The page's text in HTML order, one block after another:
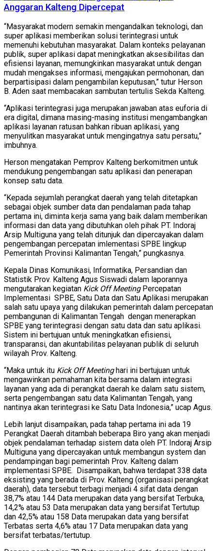
Anggaran Kalteng Dipercepat
“Masyarakat modern semakin mengandalkan teknologi, dan
super aplikasi memberikan solusi terintegrasi untuk
memenuhi kebutuhan masyarakat. Dalam konteks pelayanan
publik, super aplikasi dapat meningkatkan aksesibilitas dan
efisiensi layanan, memungkinkan masyarakat untuk dengan
mudah mengakses informasi, mengajukan permohonan, dan
berpartisipasi dalam pengambilan keputusan,” tutur Herson
B. Aden saat membacakan sambutan tertulis Sekda Kalteng.
“Aplikasi terintegrasi juga merupakan jawaban atas euforia di
era digital, dimana masing-masing institusi mengambangkan
aplikasi layanan ratusan bahkan ribuan aplikasi, yang
menyulitkan masyarakat untuk mengingatnya satu persatu,”
imbuhnya.
Herson mengatakan Pemprov Kalteng berkomitmen untuk
mendukung pengembangan satu aplikasi dan penerapan
konsep satu data.
“Kepada sejumlah perangkat daerah yang telah ditetapkan
sebagai objek sumber data dan pendalaman pada tahap
pertama ini, diminta kerja sama yang baik dalam memberikan
informasi dan data yang dibutuhkan oleh pihak PT. Indoraj
Arsip Multiguna yang telah ditunjuk dan dipercayakan dalam
pengembangan percepatan imlementasi SPBE lingkup
Pemerintah Provinsi Kalimantan Tengah,” pungkasnya.
Kepala Dinas Komunikasi, Informatika, Persandian dan
Statistik Prov. Kalteng Agus Siswadi dalam laporannya
mengutarakan kegiatan Kick Off MeetingPercepatan
Implementasi SPBE, Satu Data dan Satu Aplikasi merupakan
salah satu upaya yang dilakukan pemerintah dalam percepatan
pembangunan di Kalimantan Tengah dengan menerapkan
SPBE yang terintegrasi dengan satu data dan satu aplikasi.
Sistem ini bertujuan untuk meningkatkan efisiensi,
transparansi, dan akuntabilitas pelayanan publik di seluruh
wilayah Prov. Kalteng.
“Maka untuk itu Kick Off Meetinghari ini bertujuan untuk
mengawinkan pemahaman kita bersama dalam integrasi
layanan yang ada di perangkat daerah ke dalam satu sistem,
serta pengembangan satu data Kalimantan Tengah, yang
nantinya akan terintegrasi ke Satu Data Indonesia,” ucap Agus.
Lebih lanjut disampaikan, pada tahap pertama ini ada 19
Perangkat Daerah ditambah beberapa Biro yang akan menjadi
objek pendalaman terhadap sistem data oleh PT. Indoraj Arsip
Multiguna yang dipercayakan untuk membangun system dan
pendampingan bagi pemerintah Prov. Kalteng dalam
implementasi SPBE. Disampaikan, bahwa terdapat 338 data
eksisting yang berada di Prov. Kalteng (organisasi perangkat
daerah), data tersebut terbagi menjadi 4 sifat data dengan
38,7% atau 144 Data merupakan data yang bersifat Terbuka,
14,2% atau 53 Data merupakan data yang bersifat Tertutup
dan 42,5% atau 158 Data merupakan data yang bersifat
Terbatas serta 4,6% atau 17 Data merupakan data yang
bersifat terbatas/tertutup.